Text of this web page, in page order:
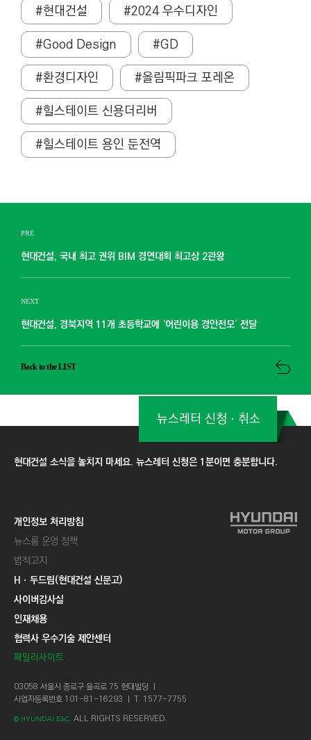
#현대건설
#2024 우수디자인
#Good Design
#GD
#환경디자인
#올림픽파크 포레온
#힐스테이트 신용더리버
#힐스테이트 용인 둔전역
PRE
현대건설, 국내 최고 권위 BIM 경연대회 최고상 2관왕
NEXT
현대건설, 경북지역 11개 초등학교에 ‘어린이용 경안전모’ 전달
Back to the LIST
현대건설 소식을 놓치지 마세요. 뉴스레터 신청은 1분이면 충분합니다.
뉴스레터 신청ㆍ취소
개인정보 처리방침
뉴스룸 운영 정책
법적고지
Hㆍ두드림(현대건설 신문고)
사이버감사실
인재채용
협력사 우수기술 제안센터
패밀리사이트
03058 서울시 종로구 율곡로 75 현대빌딩 ㅣ
사업자등록번호 101-81-16293 ㅣ T. 1577-7755
© HYUNDAI E&C. ALL RIGHTS RESERVED.